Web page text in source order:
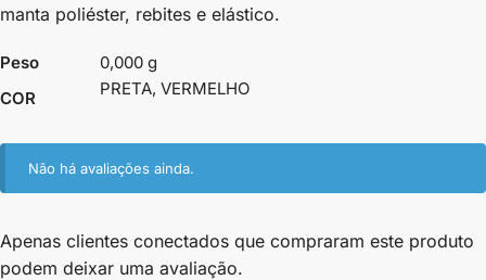
manta poliéster, rebites e elástico.
Peso
0,000 g
COR
PRETA, VERMELHO
Não há avaliações ainda.
Apenas clientes conectados que compraram este produto
podem deixar uma avaliação.